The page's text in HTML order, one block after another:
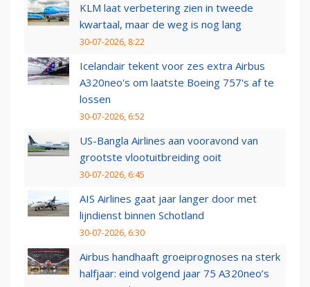
KLM laat verbetering zien in tweede
kwartaal, maar de weg is nog lang
30-07-2026, 8:22
Icelandair tekent voor zes extra Airbus
A320neo's om laatste Boeing 757's af te
lossen
30-07-2026, 6:52
US-Bangla Airlines aan vooravond van
grootste vlootuitbreiding ooit
30-07-2026, 6:45
AIS Airlines gaat jaar langer door met
lijndienst binnen Schotland
30-07-2026, 6:30
Airbus handhaaft groeiprognoses na sterk
halfjaar: eind volgend jaar 75 A320neo’s